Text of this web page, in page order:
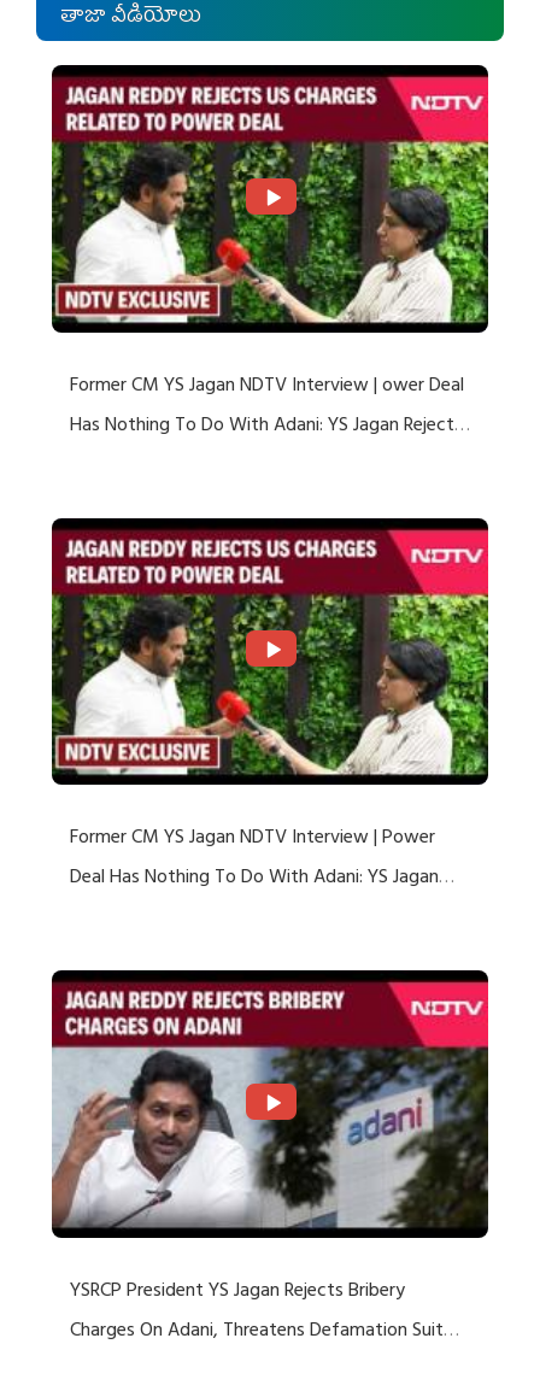
తాజా వీడియోలు
Former CM YS Jagan NDTV Interview | ower Deal
Has Nothing To Do With Adani: YS Jagan Rejects
Former CM YS Jagan NDTV Interview | Power
Deal Has Nothing To Do With Adani: YS Jagan
YSRCP President YS Jagan Rejects Bribery
Charges On Adani, Threatens Defamation Suit